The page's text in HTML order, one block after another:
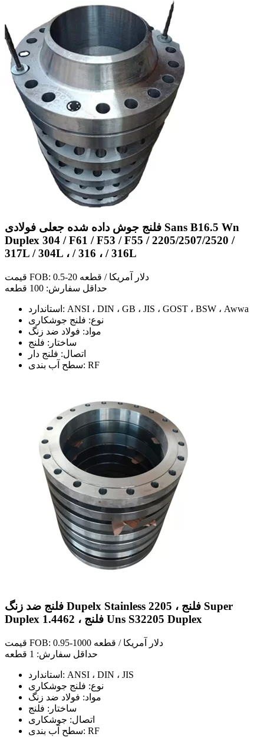
فلنج جوش داده شده جعلی فولادی Sans B16.5 Wn
Duplex 304 / F61 / F53 / F55 / 2205/2507/2520 /
317L / 304L ، / 316 ، / 316L
قیمت FOB: 0.5-20 دلار آمریکا / قطعه
حداقل سفارش: 100 قطعه
استاندارد: ANSI ، DIN ، GB ، JIS ، GOST ، BSW ، Awwa
نوع: فلنج جوشکاری
مواد: فولاد ضد زنگ
ساختار: فلنج
اتصال: فلنج دار
سطح آب بندی: RF
فلنج ضد زنگ Dupelx Stainless 2205 ، فلنج Super
Duplex 1.4462 ، فلنج Uns S32205 Duplex
قیمت FOB: 0.95-1000 دلار آمریکا / قطعه
حداقل سفارش: 1 قطعه
استاندارد: ANSI ، DIN ، JIS
نوع: فلنج جوشکاری
مواد: فولاد ضد زنگ
ساختار: فلنج
اتصال: جوشکاری
سطح آب بندی: RF